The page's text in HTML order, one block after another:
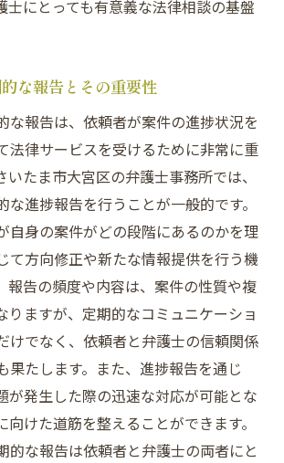
士にとっても有意義な法律相談の基盤
な報告とその重要性
な報告は、依頼者が案件の進捗状況を
法律サービスを受けるために非常に重
いたま市大宮区の弁護士事務所では、
な進捗報告を行うことが一般的です。
自身の案件がどの段階にあるのかを理
て方向修正や新たな情報提供を行う機
報告の頻度や内容は、案件の性質や複
りますが、定期的なコミュニケーショ
けでなく、依頼者と弁護士の信頼関係
果たします。また、進捗報告を通じ
が発生した際の迅速な対応が可能とな
向けた道筋を整えることができます。
的な報告は依頼者と弁護士の両者にと